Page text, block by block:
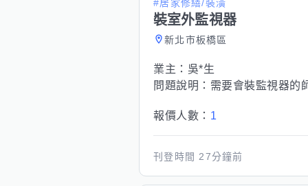
#居家修繕/裝潢
裝室外監視器
新北市板橋區
業主： 吳*生
問題說明： 需要會裝監視器的
報價人數： 1
刊登時間 27分鐘前